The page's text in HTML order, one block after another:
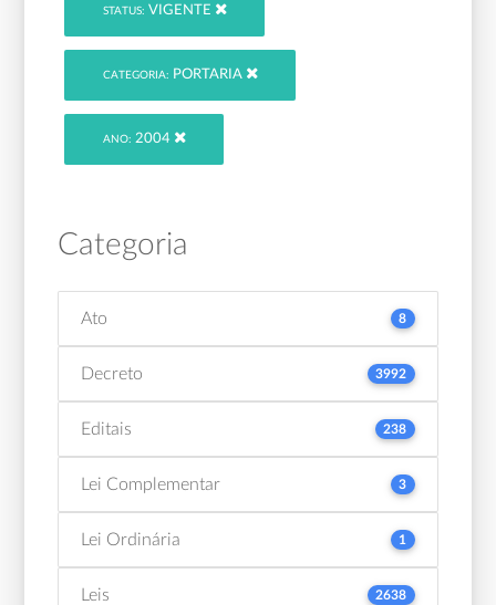
STATUS: VIGENTE
CATEGORIA: PORTARIA
ANO: 2004
Categoria
Ato 8
Decreto 3992
Editais 238
Lei Complementar 3
Lei Ordinária 1
Leis 2638